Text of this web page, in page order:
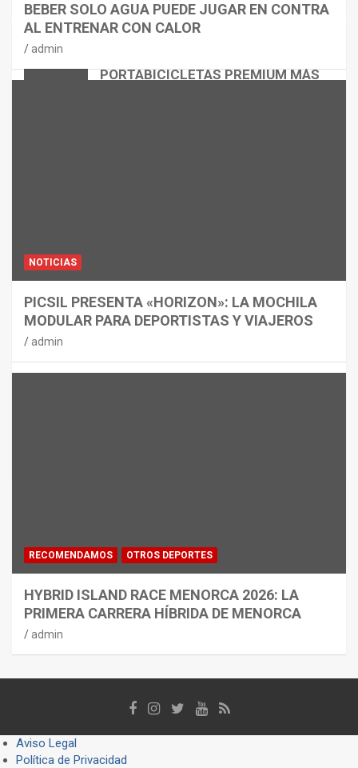
PORTABICICLETAS PREMIUM MÁS
BEBER SOLO AGUA PUEDE JUGAR EN CONTRA
AL ENTRENAR CON CALOR
admin
NOTICIAS
PICSIL PRESENTA «HORIZON»: LA MOCHILA
MODULAR PARA DEPORTISTAS Y VIAJEROS
admin
RECOMENDAMOS OTROS DEPORTES
HYBRID ISLAND RACE MENORCA 2026: LA
PRIMERA CARRERA HÍBRIDA DE MENORCA
admin
Aviso Legal
Política de Privacidad